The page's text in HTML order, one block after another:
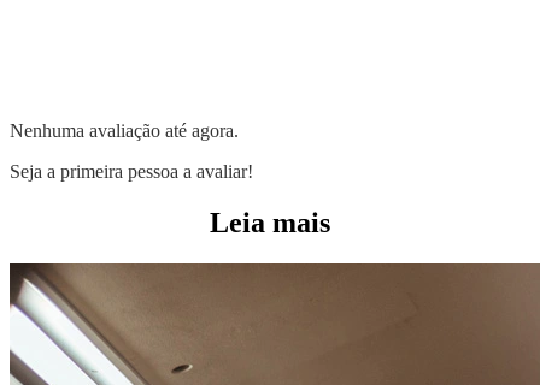
Nenhuma avaliação até agora.
Seja a primeira pessoa a avaliar!
Leia mais